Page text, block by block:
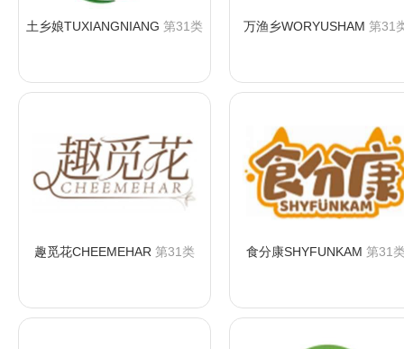
土乡娘TUXIANGNIANG 第31类 万渔乡WORYUSHAM 第31
趣觅花CHEEMEHAR 第31类 食分康SHYFUNKAM 第31